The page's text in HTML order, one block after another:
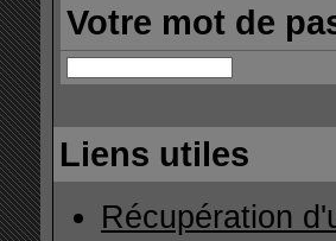
Votre mot de
Liens utiles
Récupération